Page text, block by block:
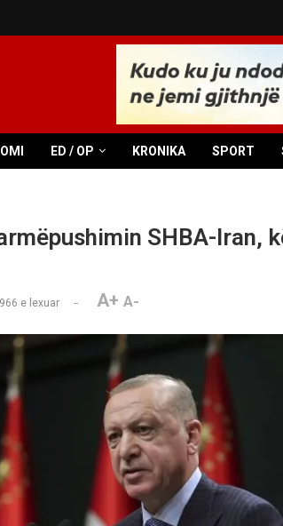
ED / OP KRONIKA SPORT
SHBA-Iran,
966 e lexuar A+ A-